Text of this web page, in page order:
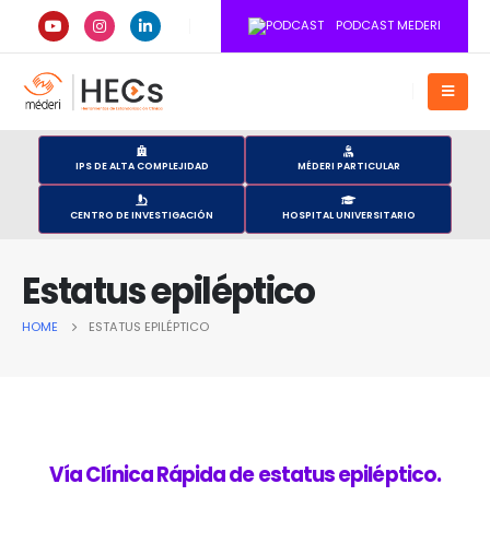
PODCAST MEDERI
IPS DE ALTA COMPLEJIDAD MÉDERI PARTICULAR
CENTRO DE INVESTIGACIÓN HOSPITAL UNIVERSITARIO
Estatus epiléptico
HOME ESTATUS EPILÉPTICO
Vía Clínica Rápida de estatus epiléptico.